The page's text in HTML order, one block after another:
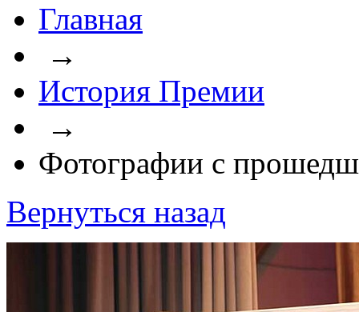
Главная
→
История Премии
→
Фотографии с
Вернуться назад